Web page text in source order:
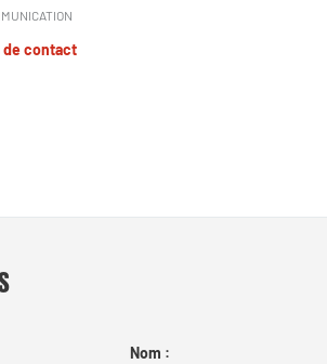
de contact
Nom :